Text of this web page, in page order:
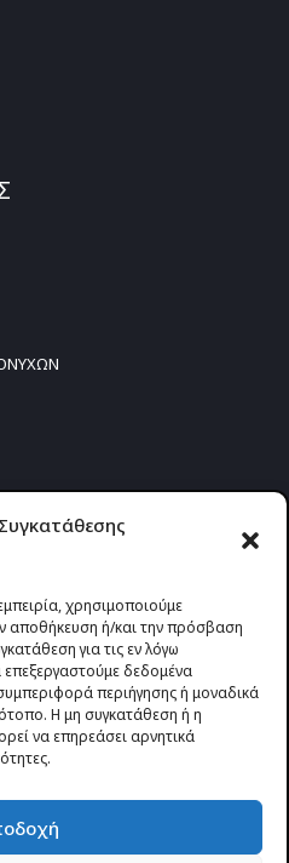
χρησιμοποιούμε
αποθήκευση ή/και την πρόσβαση
για τις εν λόγω
επεξεργαστούμε δεδομένα
περιήγησης ή μοναδικά
Η μη συγκατάθεση ή η
να επηρεάσει αρνητικά
Αγρίνιο 30133 (έναντι γηπέδου